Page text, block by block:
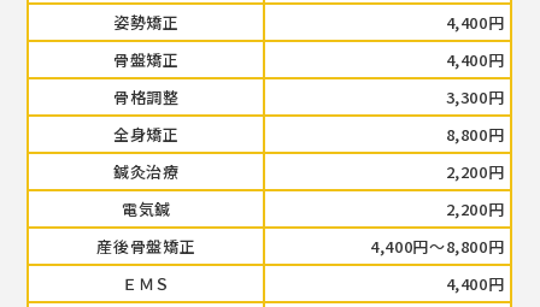
姿勢矯正
4,400円
骨盤矯正
4,400円
骨格調整
3,300円
全身矯正
8,800円
鍼灸治療
2,200円
電気鍼
2,200円
産後骨盤矯正
4,400円～8,800円
ＥＭＳ
4,400円